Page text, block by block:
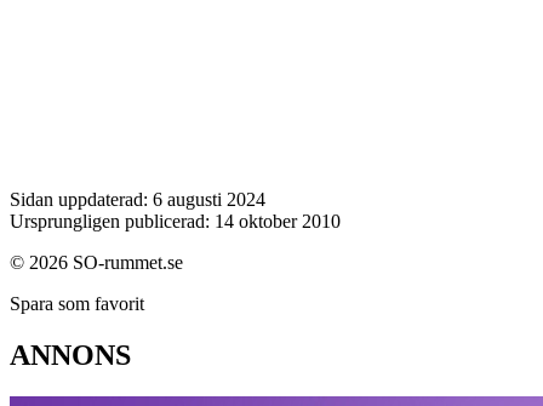
Sidan uppdaterad: 6 augusti 2024
Ursprungligen publicerad: 14 oktober 2010
© 2026 SO-rummet.se
Spara som favorit
ANNONS